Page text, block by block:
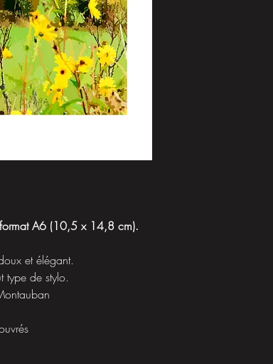
A6 (10,5 x 14,8 cm).
et élégant.
type de stylo.